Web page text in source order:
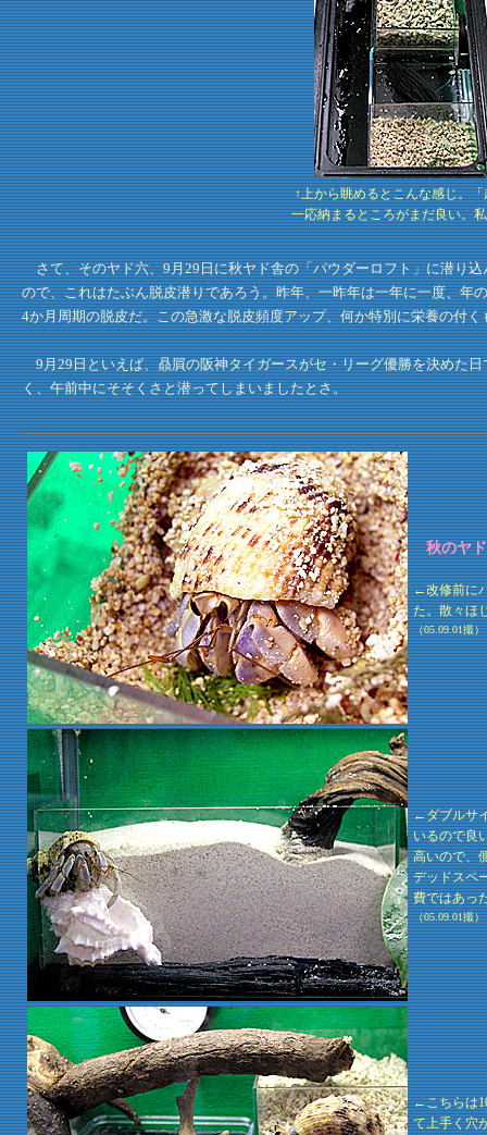
↑上から眺めるとこんな感じ。
一応納まるところがまだ良い。
さて、そのヤド六、9月29日に秋ヤド舎の「パウダーロフト」に潜り
ので、これはたぶん脱皮潜りであろう。昨年、一昨年は一年に一度、年
4か月周期の脱皮だ。この急激な脱皮頻度アップ、何か特別に栄養の付
9月29日といえば、贔屓の阪神タイガースがセ・リーグ優勝を決めた
く、午前中にそそくさと潜ってしまいましたとさ。
秋のヤ
←改修前に
た。散々ほ
（05.09.01撮）
←ダブルサ
いるので良
高いので、
デッドスペ
費ではあっ
（05.09.01撮）
←こちらは
て上手く穴